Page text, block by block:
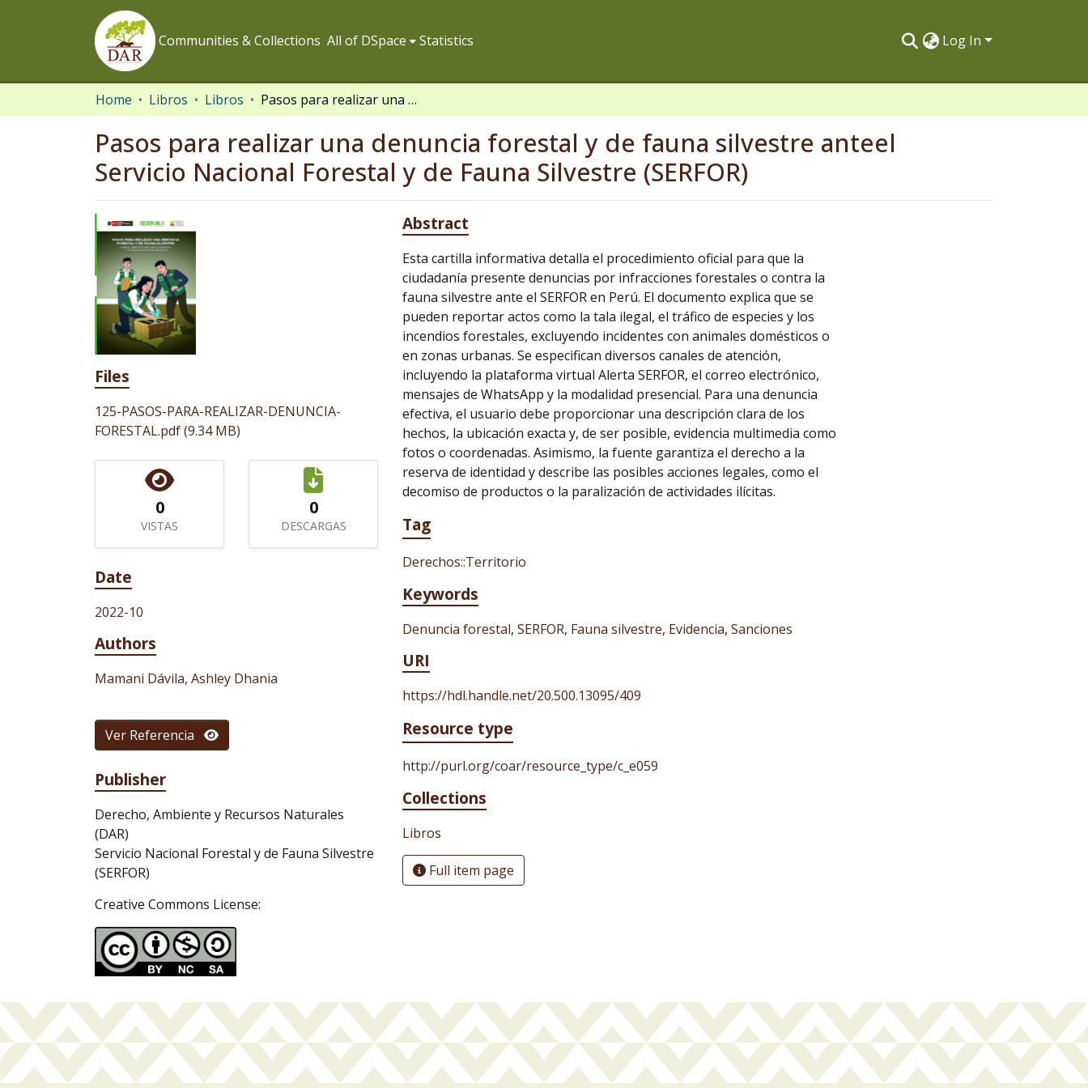
Communities & Collections All of DSpace Statistics Log In
Home Libros Libros Pasos para realizar una denuncia forestal y de fauna silvestre anteel Servicio Nacional Forestal y de Fauna Silvestre (SERFOR)
Pasos para realizar una denuncia forestal y de fauna silvestre anteel
Servicio Nacional Forestal y de Fauna Silvestre (SERFOR)
Files
125-PASOS-PARA-REALIZAR-DENUNCIA-
FORESTAL.pdf(9.34 MB)
0
VISTAS
0
DESCARGAS
Date
2022-10
Authors
Mamani Dávila, Ashley Dhania
Ver Referencia
Publisher
Derecho, Ambiente y Recursos Naturales
(DAR)
Servicio Nacional Forestal y de Fauna Silvestre
(SERFOR)
Creative Commons License:
Abstract
Esta cartilla informativa detalla el procedimiento oficial para que la
ciudadanía presente denuncias por infracciones forestales o contra la
fauna silvestre ante el SERFOR en Perú. El documento explica que se
pueden reportar actos como la tala ilegal, el tráfico de especies y los
incendios forestales, excluyendo incidentes con animales domésticos o
en zonas urbanas. Se especifican diversos canales de atención,
incluyendo la plataforma virtual Alerta SERFOR, el correo electrónico,
mensajes de WhatsApp y la modalidad presencial. Para una denuncia
efectiva, el usuario debe proporcionar una descripción clara de los
hechos, la ubicación exacta y, de ser posible, evidencia multimedia como
fotos o coordenadas. Asimismo, la fuente garantiza el derecho a la
reserva de identidad y describe las posibles acciones legales, como el
decomiso de productos o la paralización de actividades ilícitas.
Tag
Derechos::Territorio
Keywords
Denuncia forestal, SERFOR, Fauna silvestre, Evidencia, Sanciones
URI
https://hdl.handle.net/20.500.13095/409
Resource type
http://purl.org/coar/resource_type/c_e059
Collections
Libros
Full item page